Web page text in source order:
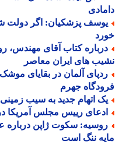
پزشکیان: اگر دولت
کتاب آقای مهندس،
های ایران معاصر
آلمان در بقایای موشک
جهرم
اتهام جدید به سیب زمینی
رییس مجلس آمریکا
سکوت ژاپن درباره عامل
ننگ است